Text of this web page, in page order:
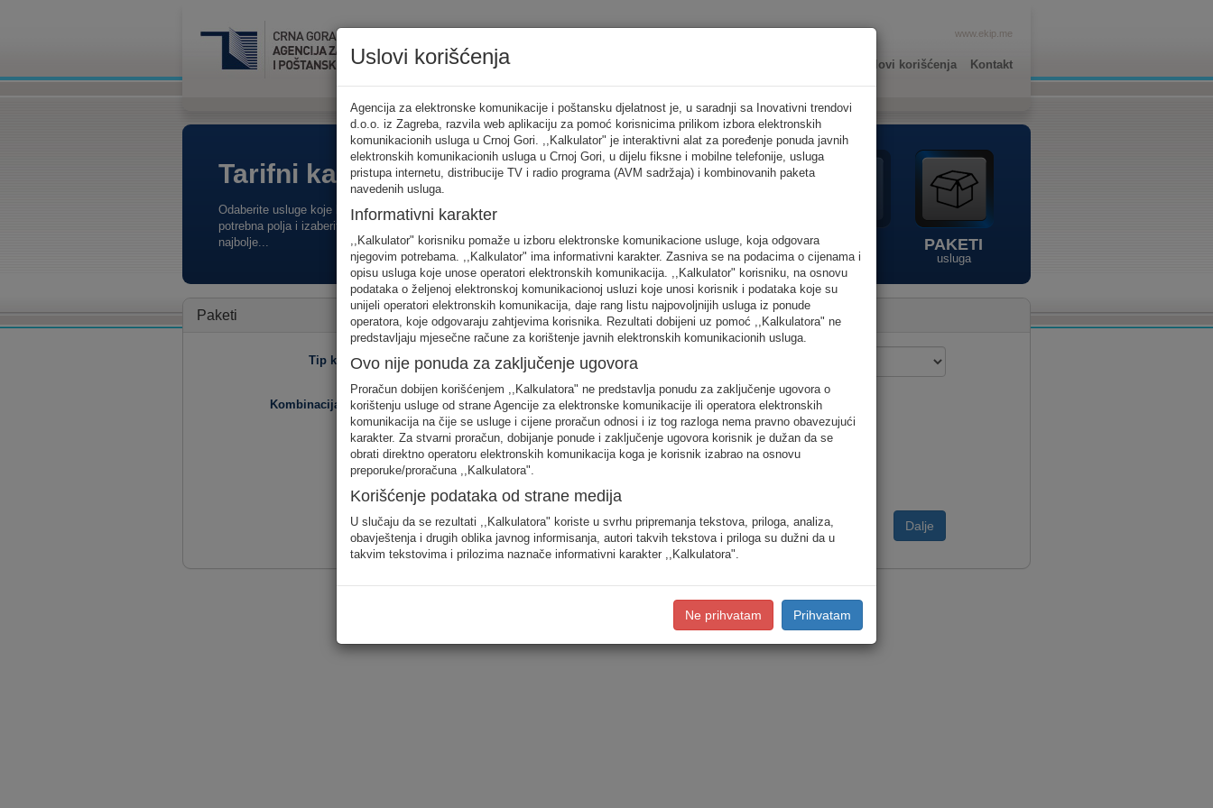
www.ekip.me
Uslovi korišćenja Kontakt
Tarifni kalkulator
Odaberite usluge koje koristite, popunite sva
potrebna polja i izaberite za sebe ono
najbolje...
FIKSNA
telefonija
MOBILNA
telefonija
INTERNET
usluge usluge
PAKETI
usluga
Paketi
Tip korisnika
Kombinacija usluga
Fiksna telefonija
Internet
AVM usluge (TV)
Dalje
Uslovi korišćenja
Agencija za elektronske komunikacije i poštansku djelatnost je, u saradnji sa Inovativni trendovi
d.o.o. iz Zagreba, razvila web aplikaciju za pomoć korisnicima prilikom izbora elektronskih
komunikacionih usluga u Crnoj Gori. ,,Kalkulator" je interaktivni alat za poređenje ponuda javnih
elektronskih komunikacionih usluga u Crnoj Gori, u dijelu fiksne i mobilne telefonije, usluga
pristupa internetu, distribucije TV i radio programa (AVM sadržaja) i kombinovanih paketa
navedenih usluga.
Informativni karakter
,,Kalkulator" korisniku pomaže u izboru elektronske komunikacione usluge, koja odgovara
njegovim potrebama. ,,Kalkulator" ima informativni karakter. Zasniva se na podacima o cijenama i
opisu usluga koje unose operatori elektronskih komunikacija. ,,Kalkulator" korisniku, na osnovu
podataka o željenoj elektronskoj komunikacionoj usluzi koje unosi korisnik i podataka koje su
unijeli operatori elektronskih komunikacija, daje rang listu najpovoljnijih usluga iz ponude
operatora, koje odgovaraju zahtjevima korisnika. Rezultati dobijeni uz pomoć ,,Kalkulatora" ne
predstavljaju mjesečne račune za korištenje javnih elektronskih komunikacionih usluga.
Ovo nije ponuda za zaključenje ugovora
Proračun dobijen korišćenjem ,,Kalkulatora" ne predstavlja ponudu za zaključenje ugovora o
korištenju usluge od strane Agencije za elektronske komunikacije ili operatora elektronskih
komunikacija na čije se usluge i cijene proračun odnosi i iz tog razloga nema pravno obavezujući
karakter. Za stvarni proračun, dobijanje ponude i zaključenje ugovora korisnik je dužan da se
obrati direktno operatoru elektronskih komunikacija koga je korisnik izabrao na osnovu
preporuke/proračuna ,,Kalkulatora".
Korišćenje podataka od strane medija
U slučaju da se rezultati ,,Kalkulatora" koriste u svrhu pripremanja tekstova, priloga, analiza,
obavještenja i drugih oblika javnog informisanja, autori takvih tekstova i priloga su dužni da u
takvim tekstovima i prilozima naznače informativni karakter ,,Kalkulatora".
Ne prihvatam Prihvatam